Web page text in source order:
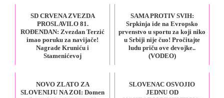
SD CRVENA ZVEZDA
PROSLAVILO 81.
ROĐENDAN: Zvezdan Terzić
imao poruku za navijače!
Nagrade Kruniću i
Stamenićevoj
SAMA PROTIV SVIH:
Srpkinja ide na Evropsko
prvenstvo u sportu za koji niko
u Srbiji nije čuo! Pročitajte
ludu priču ove devojke..
(VODEO)
NOVO ZLATO ZA
SLOVENIJU NA ZOI: Domen
SLOVENAC OSVOJIO
JEDNU OD